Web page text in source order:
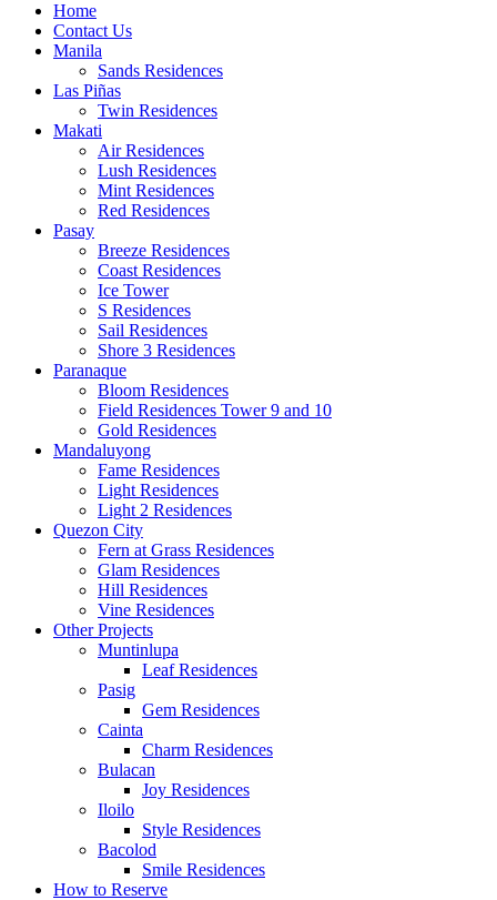
Home
Contact Us
Manila
Sands Residences
Las Piñas
Twin Residences
Makati
Air Residences
Lush Residences
Mint Residences
Red Residences
Pasay
Breeze Residences
Coast Residences
Ice Tower
S Residences
Sail Residences
Shore 3 Residences
Paranaque
Bloom Residences
Field Residences Tower 9 and 10
Gold Residences
Mandaluyong
Fame Residences
Light Residences
Light 2 Residences
Quezon City
Fern at Grass Residences
Glam Residences
Hill Residences
Vine Residences
Other Projects
Muntinlupa
Leaf Residences
Pasig
Gem Residences
Cainta
Charm Residences
Bulacan
Joy Residences
Iloilo
Style Residences
Bacolod
Smile Residences
How to Reserve